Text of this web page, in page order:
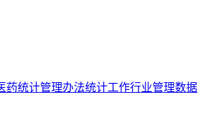
药统计管理办法统计工作行业管理数据